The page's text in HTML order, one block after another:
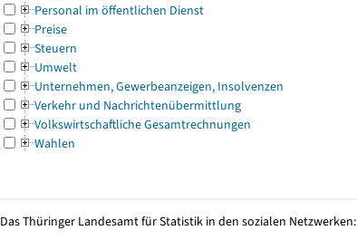
Personal im öffentlichen Dienst
Preise
Steuern
Umwelt
Unternehmen, Gewerbeanzeigen, Insolvenzen
Verkehr und Nachrichtenübermittlung
Volkswirtschaftliche Gesamtrechnungen
Wahlen
Das Thüringer Landesamt für Statistik in den sozialen Netzwerken: